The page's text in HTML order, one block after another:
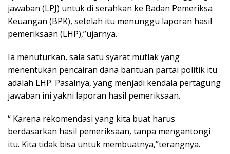
jawaban (LPJ) untuk di serahkan ke Badan Pemeriksa
Keuangan (BPK), setelah itu menunggu laporan hasil
pemeriksaan (LHP),”ujarnya.
Ia menuturkan, sala satu syarat mutlak yang
menentukan pencairan dana bantuan partai politik itu
adalah LHP. Pasalnya, yang menjadi kendala pertagung
jawaban ini yakni laporan hasil pemeriksaan.
“ Karena rekomendasi yang kita buat harus
berdasarkan hasil pemeriksaan, tanpa mengantongi
itu. Kita tidak bisa untuk membuatnya,”terangnya.